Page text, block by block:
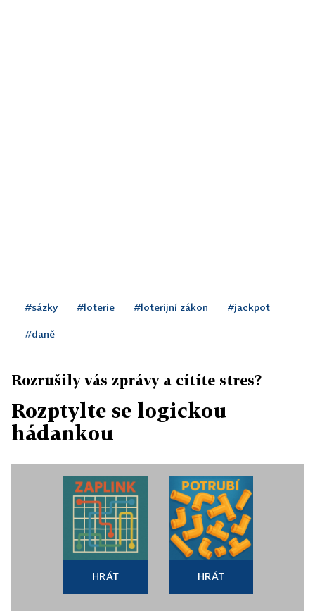
#sázky #loterie #loterijní zákon #jackpot
#daně
Rozrušily vás zprávy a cítíte stres?
Rozptylte se logickou
hádankou
HRÁT HRÁT